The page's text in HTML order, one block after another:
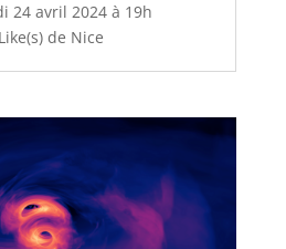
24 avril 2024 à 19h
de Nice